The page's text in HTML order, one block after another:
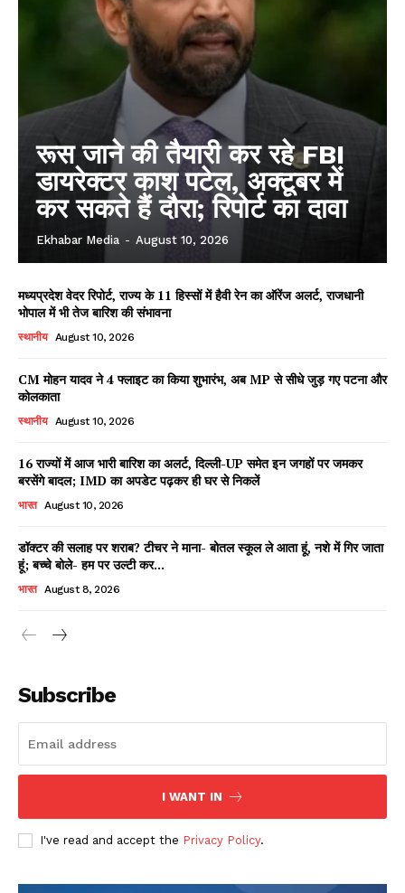
रूस जाने की तैयारी कर रहे FBI
डायरेक्टर काश पटेल, अक्टूबर में
कर सकते हैं दौरा; रिपोर्ट का दावा
Ekhabar Media - August 10, 2026
मध्यप्रदेश वेदर रिपोर्ट, राज्य के 11 हिस्सों में हैवी रेन का ऑरेंज अलर्ट, राजधानी
भोपाल में भी तेज बारिश की संभावना
स्थानीय August 10, 2026
CM मोहन यादव ने 4 फ्लाइट का किया शुभारंभ, अब MP से सीधे जुड़ गए पटना और
कोलकाता
स्थानीय August 10, 2026
16 राज्यों में आज भारी बारिश का अलर्ट, दिल्ली-UP समेत इन जगहों पर जमकर
बरसेंगे बादल; IMD का अपडेट पढ़कर ही घर से निकलें
भारत August 10, 2026
डॉक्टर की सलाह पर शराब? टीचर ने माना- बोतल स्कूल ले आता हूं, नशे में गिर जाता
हूं; बच्चे बोले- हम पर उल्टी कर...
भारत August 8, 2026
Subscribe
I WANT IN
I've read and accept the Privacy Policy.